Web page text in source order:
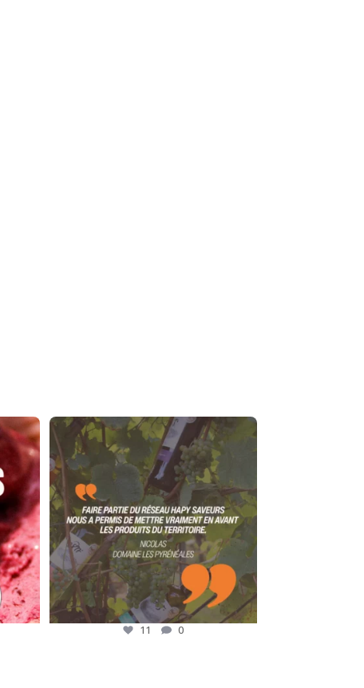
🎙️ La parole de nos adhérents
« Faire...
11 0
11 0